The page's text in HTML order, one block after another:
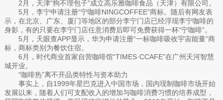
2月，天津“狗不理包子”成立高乐雅咖啡食品（天津）有限公司。
5月，李宁申请注册“宁咖啡NINGCOFFEE”商标。随后有网友表
示，在北京、广东、厦门等地区的部分李宁门店已经浮现李宁咖啡的
身影，有的只要在李宁门店任意消费后即可免费获得一杯“宁咖啡”。
5月，天眼查APP显示，华为申请注册“一标咖啡吸收宇宙能量”商
标，商标类别为餐饮住宿。
6月，时代商业首家自营咖啡馆“TIMES·CCAFE”在广州天河智慧
城开业。
“咖啡热”离不开品类特性与资本助力
事实上，自1999年星巴克进入中国市场，国内现制咖啡市场开始
发展以来，随着人们可支配收入的增加与咖啡消费习惯的培养成型，